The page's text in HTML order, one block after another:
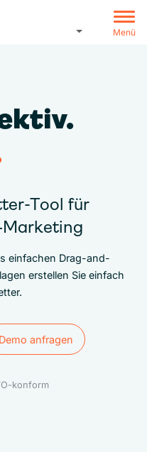
Menü
Tool für
einfachen Drag-and-
erstellen Sie einfach
Demo anfragen
anfragen
konform